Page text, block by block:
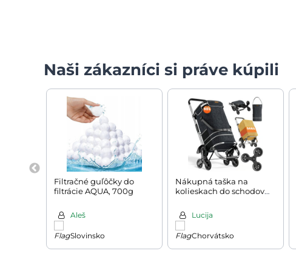
Naši zákazníci si práve kúpili
Filtračné guľôčky do
filtrácie AQUA, 700g
Aleš
Slovinsko
Nákupná taška na
kolieskach do schodov
Lucija
Chorvátsko